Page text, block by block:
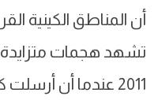
أن المناطق الكينية
تشهد هجمات متزايدة
2011 عندما أن